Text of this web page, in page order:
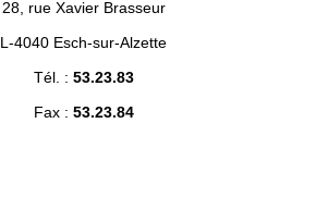
28, rue Xavier Brasseur
L-4040 Esch-sur-Alzette
Tél. : 53.23.83
Fax : 53.23.84